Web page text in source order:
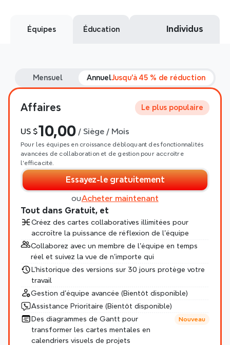
Individus
Équipes Éducation
Mensuel AnnuelJusqu'à 45 % de réduction
Le plus populaire
Affaires
US $10,00 / Siège / Mois
Pour les équipes en croissance débloquant des fonctionnalités
avancées de collaboration et de gestion pour accroître
l'efficacité.
Essayez-le gratuitement
ouAcheter maintenant
Tout dans Gratuit, et
Créez des cartes collaboratives illimitées pour
accroître la puissance de réflexion de l'équipe
Collaborez avec un membre de l'équipe en temps
réel et suivez la vue de n'importe qui
L'historique des versions sur 30 jours protège votre
travail
Gestion d'équipe avancée (Bientôt disponible)
Assistance Prioritaire (Bientôt disponible)
Des diagrammes de Gantt pour
transformer les cartes mentales en
calendriers visuels de projets
Nouveau